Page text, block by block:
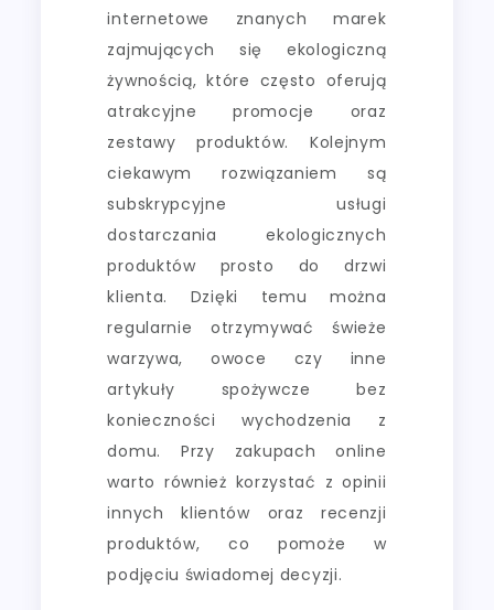
internetowe znanych marek
zajmujących się ekologiczną
żywnością, które często oferują
atrakcyjne promocje oraz
zestawy produktów. Kolejnym
ciekawym rozwiązaniem są
subskrypcyjne usługi
dostarczania ekologicznych
produktów prosto do drzwi
klienta. Dzięki temu można
regularnie otrzymywać świeże
warzywa, owoce czy inne
artykuły spożywcze bez
konieczności wychodzenia z
domu. Przy zakupach online
warto również korzystać z opinii
innych klientów oraz recenzji
produktów, co pomoże w
podjęciu świadomej decyzji.